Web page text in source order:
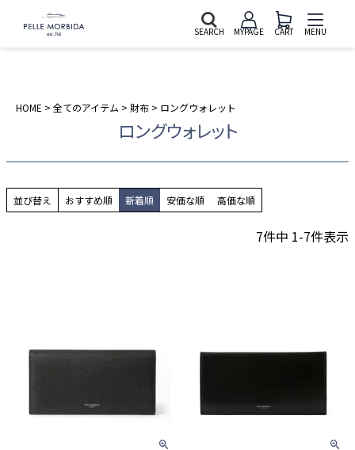
SEARCH MYPAGE CART MENU
HOME 全てのアイテム 財布 ロングウォレット
ロングウォレット
並び替え おすすめ順 新着順 安価な順 高価な順
7件中 1-7件表示